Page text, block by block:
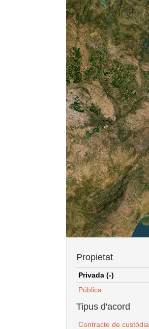
Propietat
Privada (-)
Pública
Tipus d'acord
Contracte de custòdia